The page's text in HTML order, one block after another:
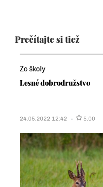
Prečítajte si tiež
Zo školy
Lesné dobrodružstvo
24.05.2022 12:42 5.00